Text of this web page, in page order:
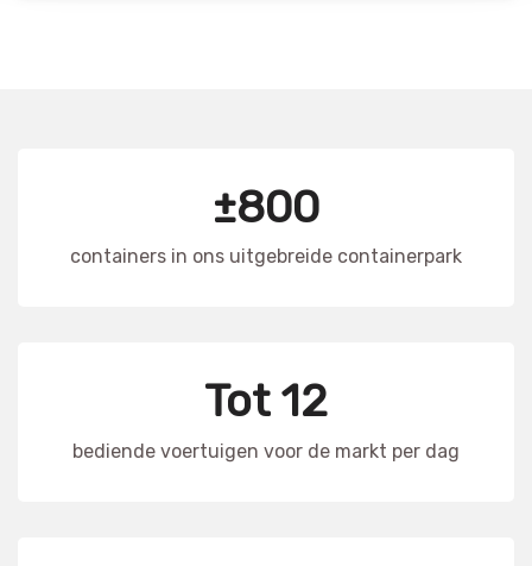
±800
containers in ons uitgebreide containerpark
Tot 12
bediende voertuigen voor de markt per dag